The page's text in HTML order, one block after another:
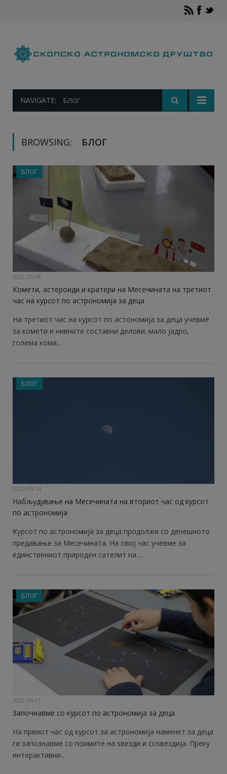
NAVIGATE: БЛОГ
BROWSING: БЛОГ
БЛОГ
2022-05-18
Комети, астероиди и кратери на Месечината на третиот
час на курсот по астрономија за деца
На третиот час на курсот по астономија за деца учевме
за комети и нивните составни делови: мало јадро,
голема кома…
БЛОГ
2022-05-14
Набљудување на Месечината на вториот час од курсот
по астрономија
Курсот по астрономија за деца продолжи со денешното
предавање за Месечината. На овој час учевме за
единствениот природен сателит на…
БЛОГ
2022-05-11
Започнавме со курсот по астрономија за деца
На првиот час од курсот за астрономија наменет за деца
ги запознавме со поимите на ѕвезди и соѕвездија. Преку
интерактивни…